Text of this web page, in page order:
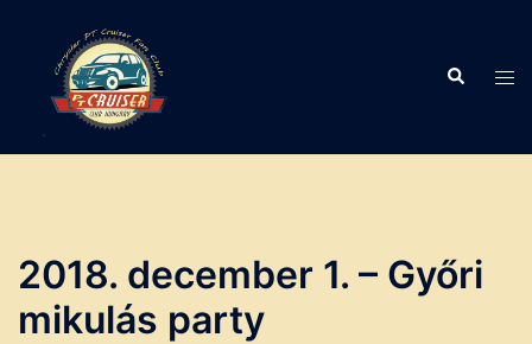
content
Search
2018. december 1. – Győri
mikulás party